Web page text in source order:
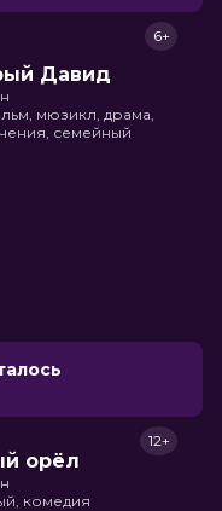
Давид
6+
мюзикл, драма,
семейный
орёл
12+
комедия